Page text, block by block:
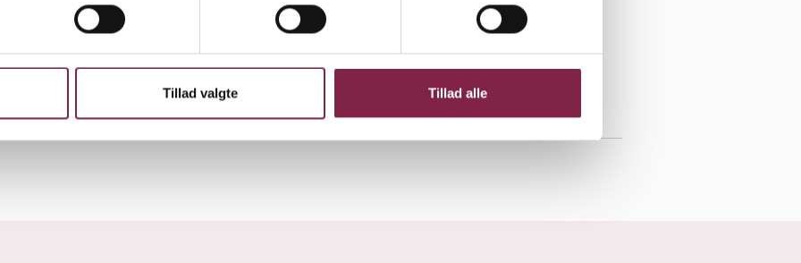
Tillad valgte Tillad alle
Artikel
Pernille Riis
RiisHvor arbejder du: BUPL NordsjællandHvor længe har du været
blev uddannet i 1986 ved Hillerød børnehavepædagogsem..